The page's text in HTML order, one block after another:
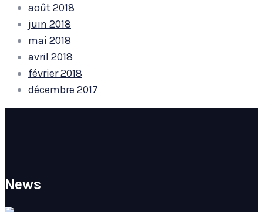
août 2018
juin 2018
mai 2018
avril 2018
février 2018
décembre 2017
News